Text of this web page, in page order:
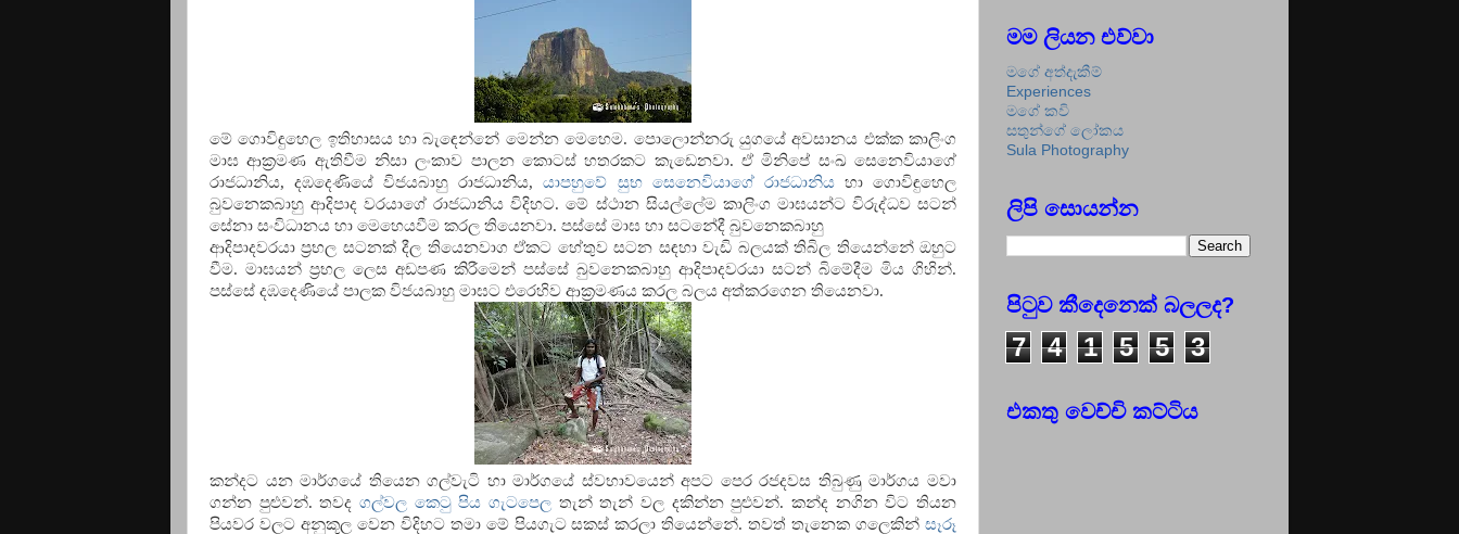
මේ ගොවිඳුහෙල ඉතිහාසය හා බැඳෙන්නේ මෙන්න මෙහෙම. පොලොන්නරු යුගයේ අවසානය එක්ක කාලිංග
මාඝ ආක්‍රමණ ඇතිවීම නිසා ලංකාව පාලන කොටස් හතරකට කැඩෙනවා. ඒ මිනිපේ සංඛ සෙනෙවියාගේ
රාජධානිය, දඹදෙණියේ විජයබාහු රාජධානිය,යාපහුවේ සුභ සෙනෙවියාගේ රාජධානියහා ගොවිඳුහෙල
බුවනෙකබාහු ආදිපාද වරයාගේ රාජධානිය විදිහට. මේ ස්ථාන සියල්ලේම කාලිංග මාඝයන්ට විරුද්ධව සටන්
සේනා සංවිධානය හා මෙහෙයවීම කරල තියෙනවා. පස්සේ මාඝ හා සටනේදී බුවනෙකබාහු
ආදිපාදවරයා ප්‍රභල සටනක් දීල තියෙනවාග ඒකට හේතුව සටන සඳහා වැඩි බලයක් තිබිල තියෙන්නේ ඔහුට
වීම. මාඝයන් ප්‍රභල ලෙස අඩපණ කිරීමෙන් පස්සේ බුවනෙකබාහු ආදිපාදවරයා සටන් බිමේදීම මිය ගිහින්.
පස්සේ දඹදෙණියේ පාලක විජයබාහු මාඝට එරෙහිව ආක්‍රමණය කරල බලය අත්කරගෙන තියෙනවා.
කන්දට යන මාර්ගයේ තියෙන ගල්වැටි හා මාර්ගයේ ස්වභාවයෙන් අපට පෙර රජදවස තිබුණු මාර්ගය මවා
ගන්න පුළුවන්. තවද ගල්වල කෙටු පිය ගැටපෙල තැන් තැන් වල දකින්න පුළුවන්. කන්ද නගින විට තියන
පියවර වලට අනුකූල වෙන විදිහට තමා මේ පියගැට සකස් කරලා තියෙන්නේ. තවත් තැනෙක ගලෙකින් සෑරූ
මම ලියන එව්වා
මගේ අත්දැකීම්
Experiences
මගේ කවි
සතුන්ගේ ලෝකය
Sula Photography
ලිපි සොයන්න
පිටුව කීදෙනෙක් බලලද?
7 4 1 5 5 3
එකතු වෙච්චි කට්ටිය